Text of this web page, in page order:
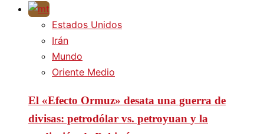
Estados Unidos
Irán
Mundo
Oriente Medio
El «Efecto Ormuz» desata una guerra de
divisas: petrodólar vs. petroyuan y la